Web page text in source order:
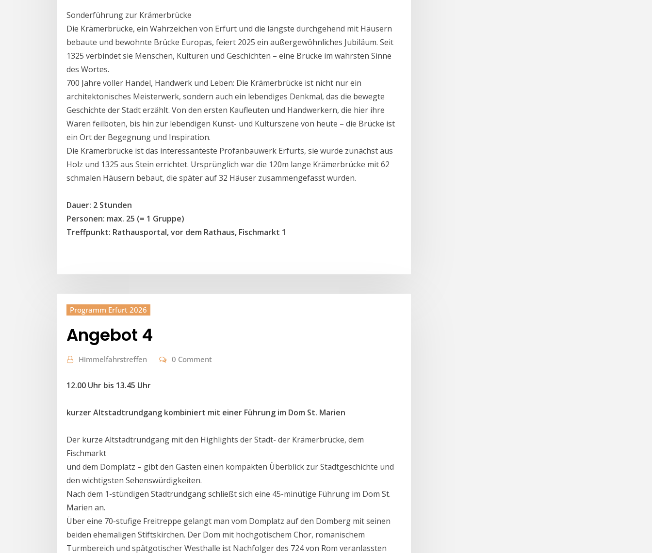
Sonderführung zur Krämerbrücke
Die Krämerbrücke, ein Wahrzeichen von Erfurt und die längste durchgehend mit Häusern
bebaute und bewohnte Brücke Europas, feiert 2025 ein außergewöhnliches Jubiläum. Seit
1325 verbindet sie Menschen, Kulturen und Geschichten – eine Brücke im wahrsten Sinne
des Wortes.
700 Jahre voller Handel, Handwerk und Leben: Die Krämerbrücke ist nicht nur ein
architektonisches Meisterwerk, sondern auch ein lebendiges Denkmal, das die bewegte
Geschichte der Stadt erzählt. Von den ersten Kaufleuten und Handwerkern, die hier ihre
Waren feilboten, bis hin zur lebendigen Kunst- und Kulturszene von heute – die Brücke ist
ein Ort der Begegnung und Inspiration.
Die Krämerbrücke ist das interessanteste Profanbauwerk Erfurts, sie wurde zunächst aus
Holz und 1325 aus Stein errichtet. Ursprünglich war die 120m lange Krämerbrücke mit 62
schmalen Häusern bebaut, die später auf 32 Häuser zusammengefasst wurden.
Dauer: 2 Stunden
Personen: max. 25 (= 1 Gruppe)
Treffpunkt: Rathausportal, vor dem Rathaus, Fischmarkt 1
Programm Erfurt 2026
Angebot 4
Himmelfahrstreffen 0 Comment
12.00 Uhr bis 13.45 Uhr
kurzer Altstadtrundgang kombiniert mit einer Führung im Dom St. Marien
Der kurze Altstadtrundgang mit den Highlights der Stadt- der Krämerbrücke, dem
Fischmarkt
und dem Domplatz – gibt den Gästen einen kompakten Überblick zur Stadtgeschichte und
den wichtigsten Sehenswürdigkeiten.
Nach dem 1-stündigen Stadtrundgang schließt sich eine 45-minütige Führung im Dom St.
Marien an.
Über eine 70-stufige Freitreppe gelangt man vom Domplatz auf den Domberg mit seinen
beiden ehemaligen Stiftskirchen. Der Dom mit hochgotischem Chor, romanischem
Turmbereich und spätgotischer Westhalle ist Nachfolger des 724 von Rom veranlassten